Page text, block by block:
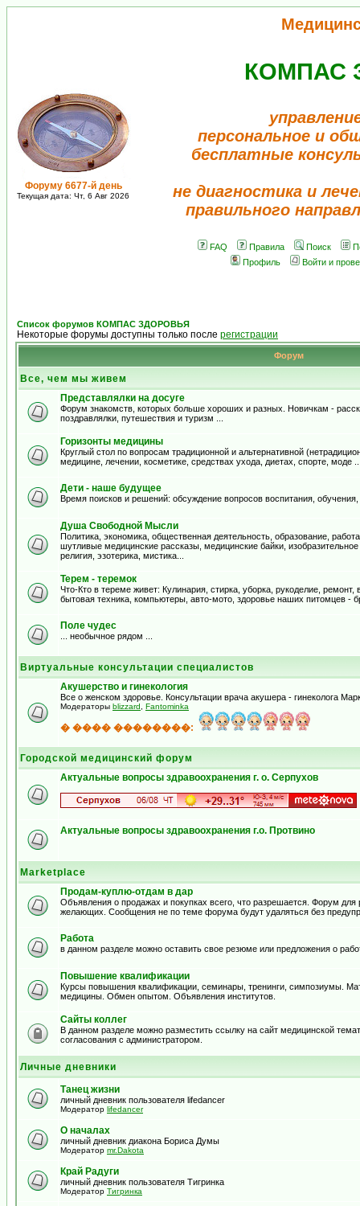
Форуму 6677-й день
Текущая дата: Чт, 6 Авг 2026
КОМПАС
персональное и
бесплатные
не диагностика и
правильного
FAQ Правила Поиск
Профиль
Войти и
Список форумов КОМПАС ЗДОРОВЬЯ
Некоторые форумы доступны только после регистрации
Форум
Все, чем мы живем
Представлялки на досуге
Форум знакомств, которых больше хороших и разных. Новичкам -
поздравлялки, путешествия и туризм ...
Горизонты медицины
Круглый стол по вопросам традиционной и альтернативной
медицине, лечении, косметике, средствах ухода, диетах, спорте, моде
Дети - наше будущее
Время поисков и решений: обсуждение вопросов воспитания,
Душа Свободной Мысли
Политика, экономика, общественная деятельность, образование,
шутливые медицинские рассказы, медицинские байки,
религия, эзотерика, мистика...
Терем - теремок
Что-Кто в тереме живет: Кулинария, стирка, уборка, рукоделие,
бытовая техника, компьютеры, авто-мото, здоровье наших питомцев -
Поле чудес
... необычное рядом ...
Виртуальные консультации специалистов
Акушерство и гинекология
Все о женском здоровье. Консультации врача акушера - гинеколога
Модераторы blizzard Fantominka
� ���� ��������:
Городской медицинский форум
Актуальные вопросы здравоохранения г. о. Серпухов
Актуальные вопросы здравоохранения г.о. Протвино
Marketplace
Продам-куплю-отдам в дар
Объявления о продажах и покупках всего, что разрешается. Форум
желающих. Сообщения не по теме форума будут удаляться без
Работа
в данном разделе можно оставить свое резюме или предложения о
Повышение квалификации
Курсы повышения квалификации, семинары, тренинги, симпозиумы.
медицины. Обмен опытом. Объявления институтов.
Сайты коллег
В данном разделе можно разместить ссылку на сайт медицинской
согласования с администратором.
Личные дневники
Танец жизни
личный дневник пользователя lifedancer
Модератор lifedancer
О началах
личный дневник диакона Бориса Думы
Модератор mr.Dakota
Край Радуги
личный дневник пользователя Тигринка
Модератор Тигринка